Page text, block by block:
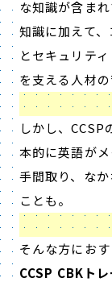
な知識が含ま
知識に加えて
とセキュリテ
を支える人材
しかし、
本的に英語が
手間取り、な
ことも。
そんな方にお
CCSP CBKト